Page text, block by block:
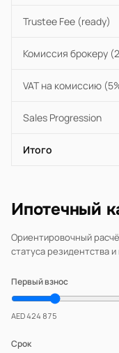
Trustee Fee (ready)
Комиссия брокеру
VAT на комиссию
Sales Progression
Итого
Ипотечный
Ориентировочный
статуса резидентства
Первый взнос
AED 424 875
Срок